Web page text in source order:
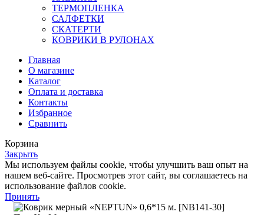
ТЕРМОПЛЕНКА
САЛФЕТКИ
СКАТЕРТИ
КОВРИКИ В РУЛОНАХ
Главная
О магазине
Каталог
Оплата и доставка
Контакты
Избранное
Сравнить
Корзина
Закрыть
Мы используем файлы cookie, чтобы улучшить ваш опыт на
нашем веб-сайте. Просмотрев этот сайт, вы соглашаетесь на
использование файлов cookie.
Принять